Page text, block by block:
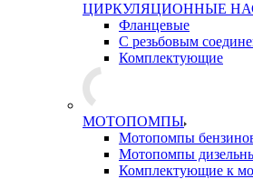
ЦИРКУЛЯЦИОННЫЕ
Фланцевые
С резьбовым
Комплектующие
МОТОПОМПЫ
Мотопомпы
Мотопомпы
Комплектующие к